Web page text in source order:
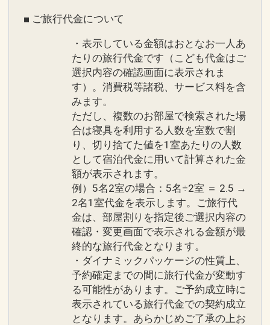
設定期間：2026年4月1日～2027年3月
インターネットコース番号：DP-2-
200000043934
■ ご旅行代金について
・表示している金額はおとなお一人あ
たりの旅行代金です（こども代金はご
選択内容の確認画面に表示されま
す）。消費税等諸税、サービス料を含
みます。
ただし、複数のお部屋で検索された場
合は寝具を利用する人数を室数で割
り、切り捨てた値を1室あたりの人数
として宿泊代金に用いて計算された金
額が表示されます。
例）5名2室の場合：5名÷2室 ＝ 2.5 →
2名1室代金を表示します。ご旅行代
金は、部屋割りを指定後ご選択内容の
確認・変更画面で表示される金額が最
終的な旅行代金となります。
・ダイナミックパッケージの性質上、
予約確定までの間に旅行代金が変動す
る可能性があります。ご予約成立時に
表示されている旅行代金での契約成立
となります。あらかじめご了承の上お